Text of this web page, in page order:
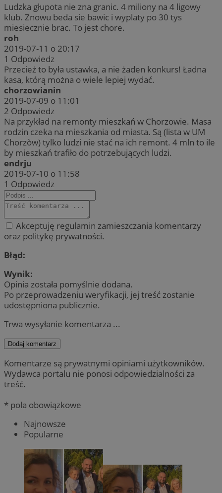
Ludzka głupota nie zna granic. 4 miliony na 4 ligowy
klub. Znowu beda sie bawic i wyplaty po 30 tys
miesiecznie brac. To jest chore.
roh
2019-07-11 o 20:17
1 Odpowiedz
Przecież to była ustawka, a nie żaden konkurs! Ładna
kasa, którą można o wiele lepiej wydać.
chorzowianin
2019-07-09 o 11:01
2 Odpowiedz
Na przykład na remonty mieszkań w Chorzowie. Masa
rodzin czeka na mieszkania od miasta. Są (lista w UM
Chorzòw) tylko ludzi nie stać na ich remont. 4 mln to ile
by mieszkań trafiło do potrzebujących ludzi.
endrju
2019-07-10 o 11:58
1 Odpowiedz
Akceptuję regulamin zamieszczania komentarzy
oraz politykę prywatności.
Błąd:
Wynik:
Opinia została pomyślnie dodana.
Po przeprowadzeniu weryfikacji, jej treść zostanie
udostępniona publicznie.
Trwa wysyłanie komentarza ...
Dodaj komentarz
Komentarze są prywatnymi opiniami użytkowników.
Wydawca portalu nie ponosi odpowiedzialności za
treść.
* pola obowiązkowe
Najnowsze
Popularne